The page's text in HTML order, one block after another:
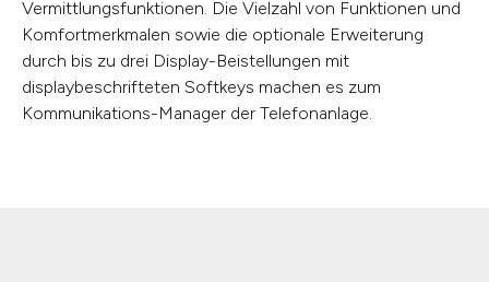
Vermittlungsfunktionen. Die Vielzahl von Funktionen und
Komfortmerkmalen sowie die optionale Erweiterung
durch bis zu drei Display-Beistellungen mit
displaybeschrifteten Softkeys machen es zum
Kommunikations-Manager der Telefonanlage.